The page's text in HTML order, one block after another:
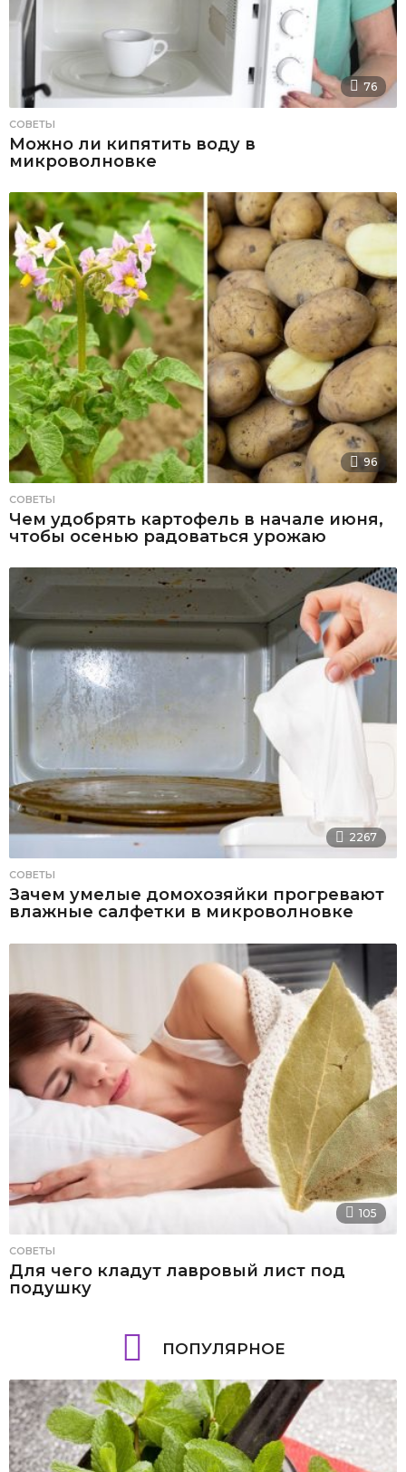
76
СОВЕТЫ
Можно ли кипятить воду в
микроволновке
96
СОВЕТЫ
Чем удобрять картофель в начале июня,
чтобы осенью радоваться урожаю
2267
СОВЕТЫ
Зачем умелые домохозяйки прогревают
влажные салфетки в микроволновке
105
СОВЕТЫ
Для чего кладут лавровый лист под
подушку
ПОПУЛЯРНОЕ